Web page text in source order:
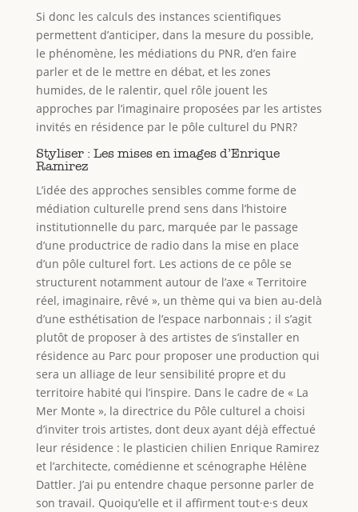
Si donc les calculs des instances scientifiques
permettent d’anticiper, dans la mesure du possible,
le phénomène, les médiations du PNR, d’en faire
parler et de le mettre en débat, et les zones
humides, de le ralentir, quel rôle jouent les
approches par l’imaginaire proposées par les artistes
invités en résidence par le pôle culturel du PNR?
Styliser : Les mises en images d’Enrique
Ramirez
L’idée des approches sensibles comme forme de
médiation culturelle prend sens dans l’histoire
institutionnelle du parc, marquée par le passage
d’une productrice de radio dans la mise en place
d’un pôle culturel fort. Les actions de ce pôle se
structurent notamment autour de l’axe « Territoire
réel, imaginaire, rêvé », un thème qui va bien au-delà
d’une esthétisation de l’espace narbonnais ; il s’agit
plutôt de proposer à des artistes de s’installer en
résidence au Parc pour proposer une production qui
sera un alliage de leur sensibilité propre et du
territoire habité qui l’inspire. Dans le cadre de « La
Mer Monte », la directrice du Pôle culturel a choisi
d’inviter trois artistes, dont deux ayant déjà effectué
leur résidence : le plasticien chilien Enrique Ramirez
et l’architecte, comédienne et scénographe Hélène
Dattler. J’ai pu entendre chaque personne parler de
son travail. Quoiqu’elle et il affirment tout·e·s deux